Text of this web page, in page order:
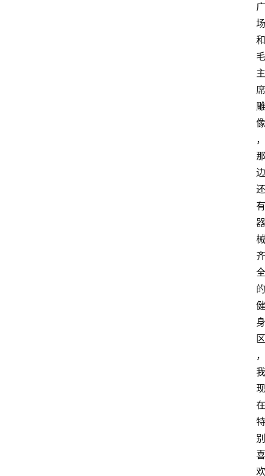
广
场
和
毛
主
席
雕
像
，
那
边
还
有
器
械
齐
全
的
健
身
区
，
我
现
在
特
别
喜
欢